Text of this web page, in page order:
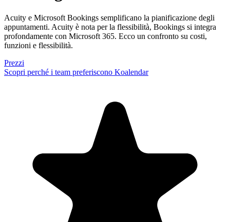
Acuity e Microsoft Bookings semplificano la pianificazione degli
appuntamenti. Acuity è nota per la flessibilità, Bookings si integra
profondamente con Microsoft 365. Ecco un confronto su costi,
funzioni e flessibilità.
Prezzi
Scopri perché i team preferiscono Koalendar